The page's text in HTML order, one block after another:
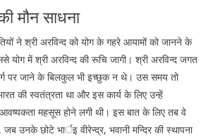
मौन साधना
ने श्री अरविन्द को योग के गहरे आयामों को जानने के
योग में श्री अरविन्द की रूचि जागी। श्री अरविन्द जगत
पर जाने के बिलकुल भी इच्छुक न थे। उस समय तो
की स्वतंत्रता था और इस कार्य के लिए उन्हें
महसूस होने लगी थी। इस बात के लिए तब वे
उनके छोटे भार्इ वीरेन्द्र, भवानी मन्दिर की स्थापना